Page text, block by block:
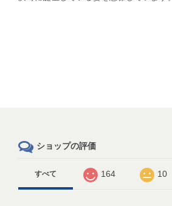
ショップの評価
すべて 164 10